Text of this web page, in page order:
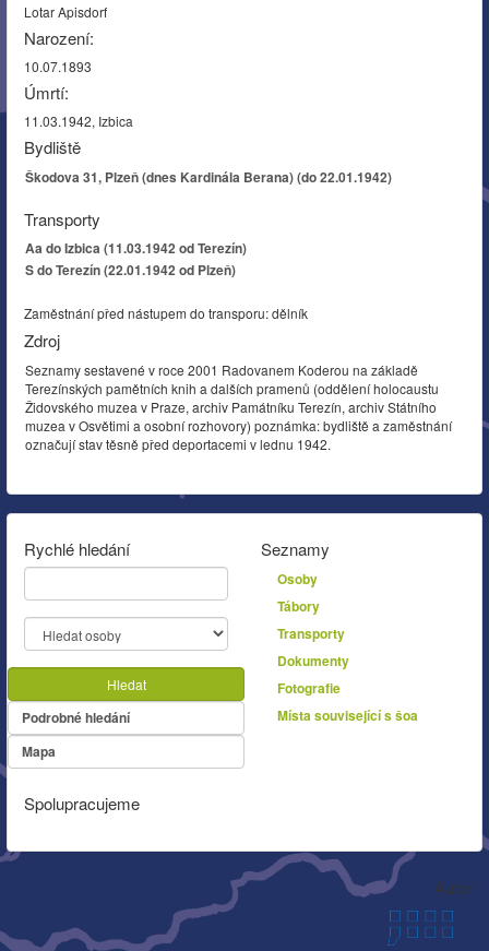
Lotar Apisdorf
Narození:
10.07.1893
Úmrtí:
11.03.1942, Izbica
Bydliště
Škodova 31, Plzeň (dnes Kardinála Berana) (do 22.01.1942)
Transporty
Aa do Izbica (11.03.1942 od Terezín)
S do Terezín (22.01.1942 od Plzeň)
Zaměstnání před nástupem do transporu: dělník
Zdroj
Seznamy sestavené v roce 2001 Radovanem Koderou na základě
Terezínských pamětních knih a dalších pramenů (oddělení holocaustu
Židovského muzea v Praze, archiv Památníku Terezín, archiv Státního
muzea v Osvětimi a osobní rozhovory) poznámka: bydliště a zaměstnání
označují stav těsně před deportacemi v lednu 1942.
Rychlé hledání
Hledat
Podrobné hledání
Mapa
Seznamy
Osoby
Tábory
Transporty
Dokumenty
Fotografie
Místa související s šoa
Spolupracujeme
Autor